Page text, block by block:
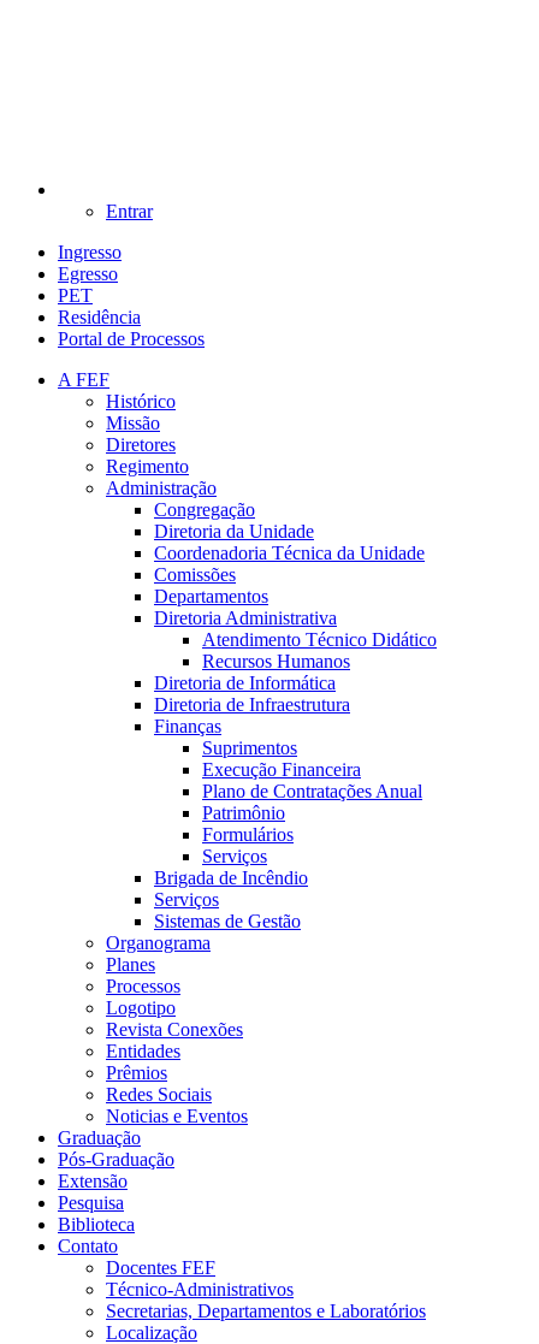
Entrar
Ingresso
Egresso
PET
Residência
Portal de Processos
A FEF
Histórico
Missão
Diretores
Regimento
Administração
Congregação
Diretoria da Unidade
Coordenadoria Técnica da Unidade
Comissões
Departamentos
Diretoria Administrativa
Atendimento Técnico Didático
Recursos Humanos
Diretoria de Informática
Diretoria de Infraestrutura
Finanças
Suprimentos
Execução Financeira
Plano de Contratações Anual
Patrimônio
Formulários
Serviços
Brigada de Incêndio
Serviços
Sistemas de Gestão
Organograma
Planes
Processos
Logotipo
Revista Conexões
Entidades
Prêmios
Redes Sociais
Noticias e Eventos
Graduação
Pós-Graduação
Extensão
Pesquisa
Biblioteca
Contato
Docentes FEF
Técnico-Administrativos
Secretarias, Departamentos e Laboratórios
Localização